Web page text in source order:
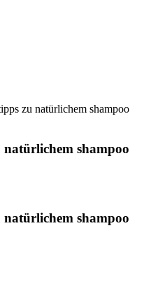
zu natürlichem shampoo
shampoo
shampoo